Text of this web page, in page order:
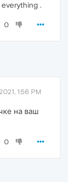
.
0
1:56 PM
на ваш
0